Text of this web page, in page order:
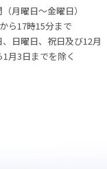
月曜日〜金曜日）
ら17時15分まで
日曜日、祝日及び12月
月3日までを除く